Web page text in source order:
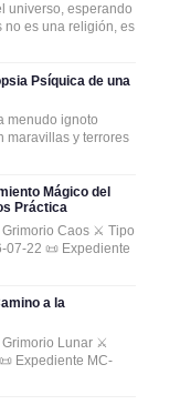
universo, esperando
no es una religión, es
Psíquica de una
menudo ignoto
maravillas y terrores
Mágico del
Práctica
Caos ⚔️ Tipo
07-22 📜 Expediente
a la
Lunar ⚔️
Expediente MC-